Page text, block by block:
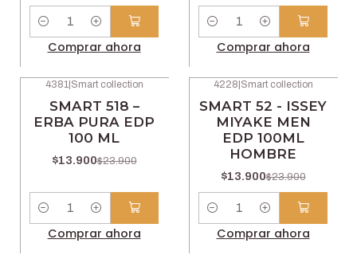
Cantidad
Comprar ahora
Cantidad
Comprar ahora
4381 |Smart collection
SMART 518 –
ERBA PURA EDP
100 ML
$13.900$23.900
Cantidad
Comprar ahora
4228|Smart collection
SMART 52 - ISSEY
MIYAKE MEN
EDP 100ML
HOMBRE
$13.900$23.900
Cantidad
Comprar ahora